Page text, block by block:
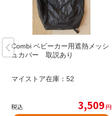
Combi ベビーカー用遮熱メッシ
ュカバー 取説あり
マイストア在庫： 52
税込 3,509円